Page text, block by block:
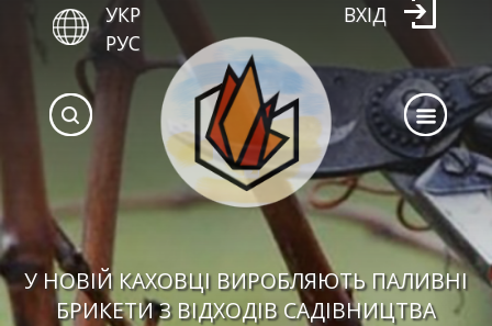
У НОВІЙ КАХОВЦІ ВИРОБЛЯЮТЬ ПАЛИВНІ
БРИКЕТИ З ВІДХОДІВ САДІВНИЦТВА
УКР
РУС
ВХІД